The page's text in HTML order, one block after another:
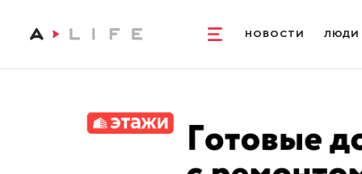
НОВОСТИ ЛЮДИ